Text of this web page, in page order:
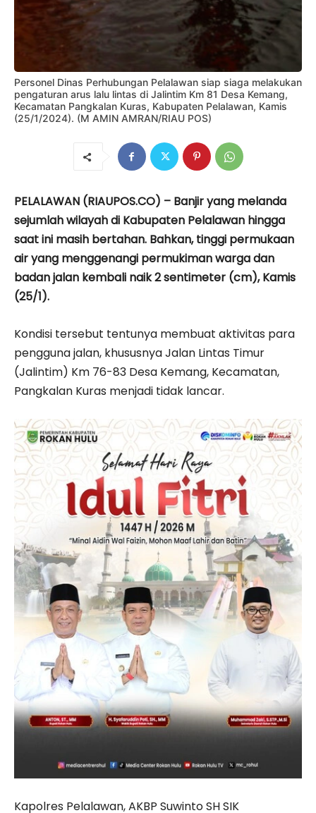
Personel Dinas Perhubungan Pelalawan siap siaga melakukan
pengaturan arus lalu lintas di Jalintim Km 81 Desa Kemang,
Kecamatan Pangkalan Kuras, Kabupaten Pelalawan, Kamis
(25/1/2024). (M AMIN AMRAN/RIAU POS)
PELALAWAN (RIAUPOS.CO) – Banjir yang melanda
sejumlah wilayah di Kabupaten Pelalawan hingga
saat ini masih bertahan. Bahkan, tinggi permukaan
air yang menggenangi permukiman warga dan
badan jalan kembali naik 2 sentimeter (cm), Kamis
(25/1).
Kondisi tersebut tentunya membuat aktivitas para
pengguna jalan, khususnya Jalan Lintas Timur
(Jalintim) Km 76-83 Desa Kemang, Kecamatan,
Pangkalan Kuras menjadi tidak lancar.
Kapolres Pelalawan, AKBP Suwinto SH SIK